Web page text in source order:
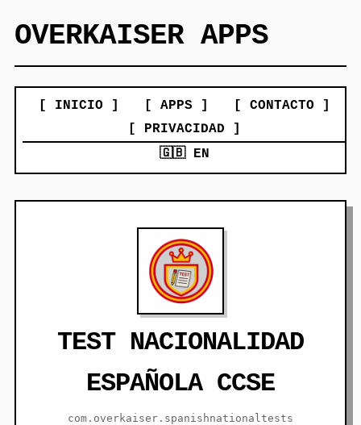
OVERKAISER APPS
[ INICIO ] [ APPS ]
[ CONTACTO ]
[ PRIVACIDAD ]
🇬🇧 EN
TEST NACIONALIDAD
ESPAÑOLA CCSE
com.overkaiser.spanishnationaltests